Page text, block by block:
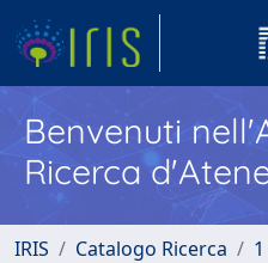
Benvenuti
Ricerca
IRIS Catalogo Ricerca